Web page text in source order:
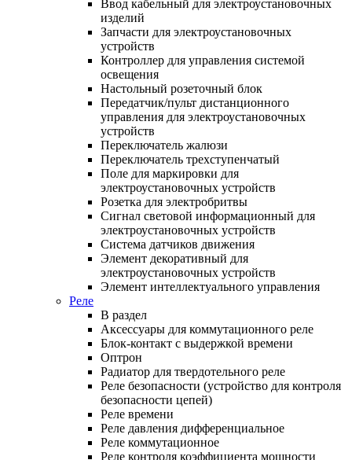
Ввод кабельный для электроустановочных
изделий
Запчасти для электроустановочных
устройств
Контроллер для управления системой
освещения
Настольный розеточный блок
Передатчик/пульт дистанционного
управления для электроустановочных
устройств
Переключатель жалюзи
Переключатель трехступенчатый
Поле для маркировки для
электроустановочных устройств
Розетка для электробритвы
Сигнал световой информационный для
электроустановочных устройств
Система датчиков движения
Элемент декоративный для
электроустановочных устройств
Элемент интеллектуального управления
Реле
В раздел
Аксессуары для коммутационного реле
Блок-контакт с выдержкой времени
Оптрон
Радиатор для твердотельного реле
Реле безопасности (устройство для контроля
безопасности цепей)
Реле времени
Реле давления дифференциальное
Реле коммутационное
Реле контроля коэффициента мощности